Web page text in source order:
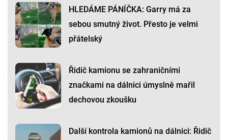
HLEDÁME PÁNÍČKA: Garry má za
sebou smutný život. Přesto je velmi
přátelský
Řidič kamionu se zahraničními
značkami na dálnici úmyslně mařil
dechovou zkoušku
Další kontrola kamionů na dálnici: Řidič